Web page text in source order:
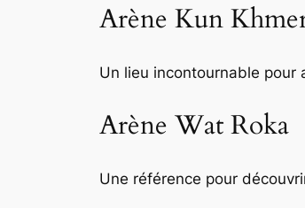
Arène Kun
Un lieu incontournable pour
Arène Wat Roka
Une référence pour